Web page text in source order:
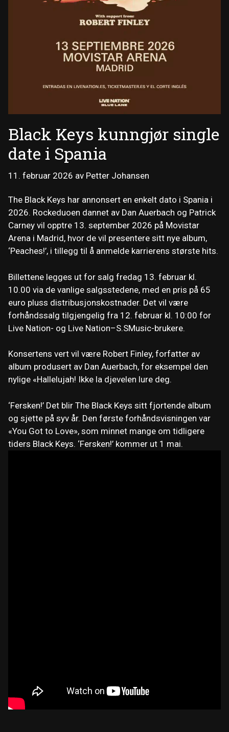
Black Keys kunngjør single
date i Spania
11. februar 2026 av Petter Johansen
The Black Keys har annonsert en enkelt dato i Spania i
2026. Rockeduoen dannet av Dan Auerbach og Patrick
Carney vil opptre 13. september 2026 på Movistar
Arena i Madrid, hvor de vil presentere sitt nye album,
‘Peaches!’, i tillegg til å anmelde karrierens største hits.
Billettene legges ut for salg fredag ​​13. februar kl.
10.00 via de vanlige salgsstedene, med en pris på 65
euro pluss distribusjonskostnader. Det vil være
forhåndssalg tilgjengelig fra 12. februar kl. 10:00 for
Live Nation- og Live Nation–S.SMusic-brukere.
Konsertens vert vil være Robert Finley, forfatter av
album produsert av Dan Auerbach, for eksempel den
nylige «Hallelujah! Ikke la djevelen lure deg.
‘Fersken!’ Det blir The Black Keys sitt fjortende album
og sjette på syv år. Den første forhåndsvisningen var
«You Got to Love», som minnet mange om tidligere
tiders Black Keys. ‘Fersken!’ kommer ut 1 mai.